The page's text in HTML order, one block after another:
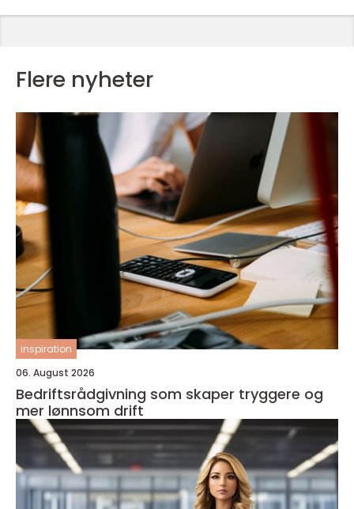
Flere nyheter
inspiration
06. August 2026
Bedriftsrådgivning som skaper tryggere og
mer lønnsom drift